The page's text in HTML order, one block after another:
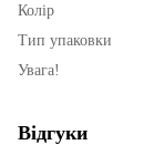
Колір
Тип упаковки
Увага!
Відгуки